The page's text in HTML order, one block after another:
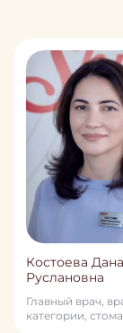
Костоева Дана
Руслановна
Главный врач,
категории,